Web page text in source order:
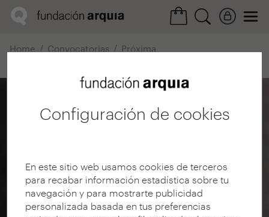
Configuración de cookies
En este sitio web usamos cookies de terceros
para recabar información estadística sobre tu
navegación y para mostrarte publicidad
personalizada basada en tus preferencias
Home Convocatorias
Próxima